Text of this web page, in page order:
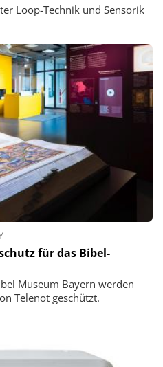
Loop-Technik und Sensorik
für das Bibel-
Museum Bayern werden
Telenot geschützt.